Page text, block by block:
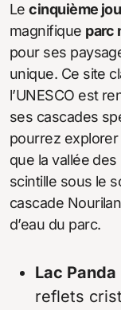
Lecinquième
magnifique parc
pour ses
unique. Ce site
l’UNESCO est
ses cascades
pourrez
que la vallée
scintille sous le
cascade
d’eau du parc.
Lac Panda
reflets